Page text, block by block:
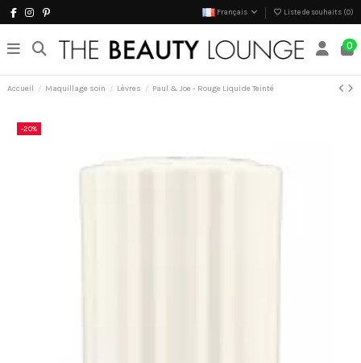
Français Liste de souhaits (0)
0
Accueil Maquillage soin Lèvres Paul & Joe - Rouge Liquide Teinté
-20%